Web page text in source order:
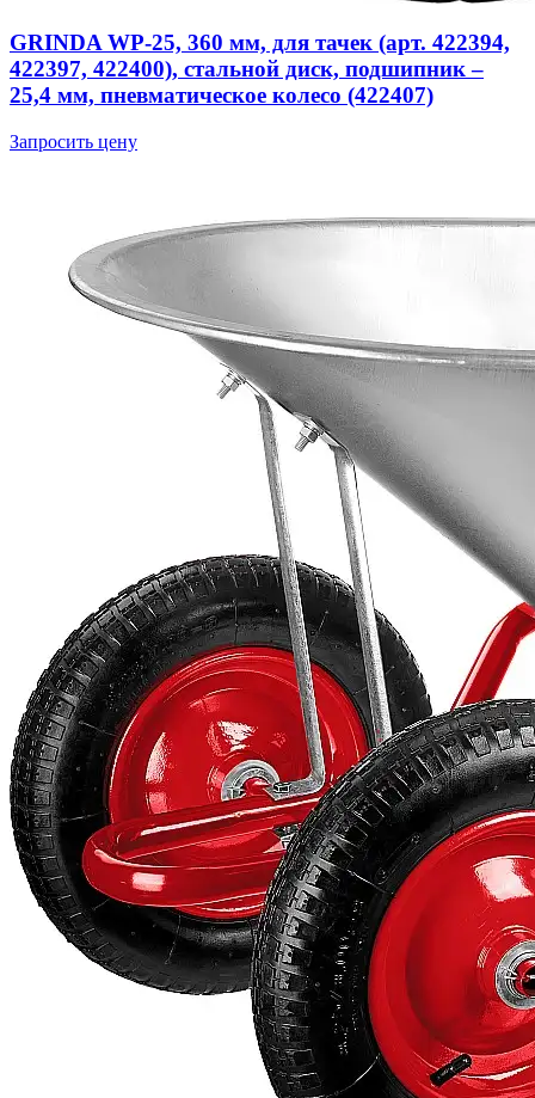
GRINDA WP-25, 360 мм, для тачек (арт. 422394,
422397, 422400), стальной диск, подшипник –
25,4 мм, пневматическое колесо (422407)
Запросить цену